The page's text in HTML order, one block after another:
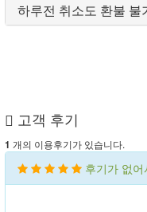
하루전 취소도 환불 불
고객 후기
1 개의 이용후기가 있습니다.
후기가 없